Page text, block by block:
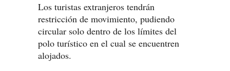
Los turistas extranjeros tendrán
restricción de movimiento, pudiendo
circular solo dentro de los límites del
polo turístico en el cual se encuentren
alojados.